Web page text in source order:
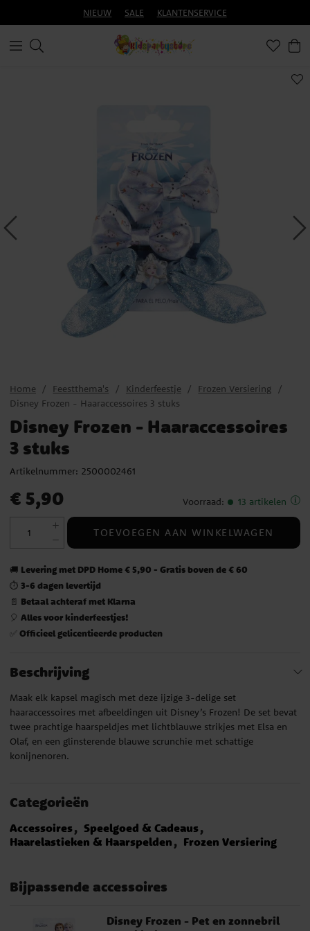
NIEUW SALE KLANTENSERVICE
Home Feestthema's Kinderfeestje
Frozen Versiering
Disney Frozen - Haaraccessoires 3 stuks
Disney Frozen - Haaraccessoires
3 stuks
Artikelnummer: 2500002461
Prijs: € 5,90
€ 5,90 Voorraad: 13 artikelen
TOEVOEGEN AAN WINKELWAGEN
🚚 Levering met DPD Home € 5,90 - Gratis boven de € 60
⏱️ 3-6 dagen levertijd
📄 Betaal achteraf met Klarna
🎈 Alles voor kinderfeestjes!
✅ Officieel gelicentieerde producten
Beschrijving
Maak elk kapsel magisch met deze ijzige 3-delige set
haaraccessoires met afbeeldingen uit Disney’s Frozen! De set bevat
twee prachtige haarspeldjes met lichtblauwe strikjes met Elsa en
Olaf, en een glinsterende blauwe scrunchie met schattige
konijnenoren.
Categorieën
Accessoires
Speelgoed & Cadeaus
Haarelastieken & Haarspelden
Frozen Versiering
Bijpassende accessoires
Disney Frozen - Pet en zonnebril